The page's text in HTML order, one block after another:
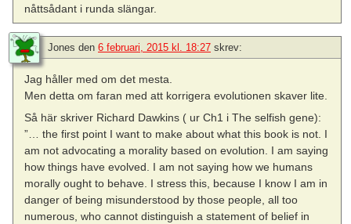
nåttsådant i runda slängar.
Jones den 6 februari, 2015 kl. 18:27 skrev:
Jag håller med om det mesta.
Men detta om faran med att korrigera evolutionen skaver lite.
Så här skriver Richard Dawkins ( ur Ch1 i The selfish gene):
”… the first point I want to make about what this book is not. I
am not advocating a morality based on evolution. I am saying
how things have evolved. I am not saying how we humans
morally ought to behave. I stress this, because I know I am in
danger of being misunderstood by those people, all too
numerous, who cannot distinguish a statement of belief in